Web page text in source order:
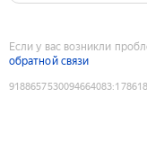
Если у вас возникли
обратной связи
9188657530094664083: